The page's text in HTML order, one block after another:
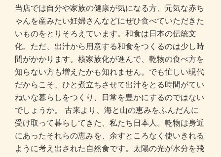
当店では自分や家族の健康が気になる方、元気な赤ち
ゃんを産みたい妊婦さんなどにぜひ食べていただきた
いものをとりそろえています。和食は日本の伝統文
化。ただ、出汁から用意する和食をつくるのは少し時
間がかかります。核家族化が進んで、乾物の食べ方を
知らない方も増えたかも知れません。でも忙しい現代
だからこそ、ひと煮立ちさせて出汁をとる時間がてい
ねいな暮らしをつくり、日常を豊かにするのではない
でしょうか。 古来より、海と山の恵みをふんだんに
受け取って暮らしてきた、私たち日本人。乾物は身近
にあったそれらの恵みを、余すところなく使いきれる
ように考え出された自然食です。太陽の光が水分を飛